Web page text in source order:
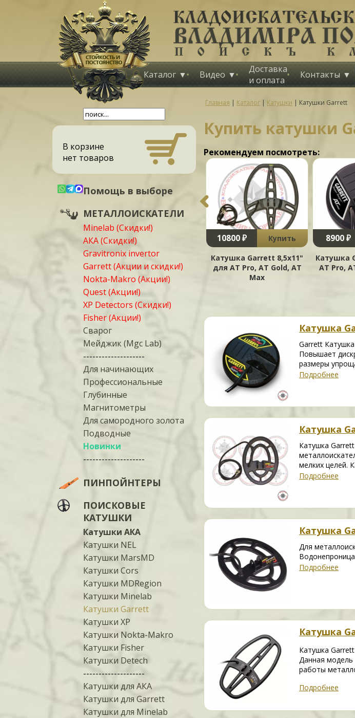
Каталог Видео
Доставка
и оплата
Контакты
В корзине
нет товаров
Помощь в выборе
МЕТАЛЛОИСКАТЕЛИ
Minelab (Скидки!)
АКА (Скидки!)
Gravitronix invertor
Garrett (Акции и скидки!)
Nokta-Makro (Акции!)
Quest (Акции!)
XP Detectors (Скидки!)
Fisher (Акции!)
Сварог
Мейджик (Mgc Lab)
--------------------
Для начинающих
Профессиональные
Глубинные
Магнитометры
Для самородного золота
Подводные
Новинки
--------------------
ПИНПОЙНТЕРЫ
ПОИСКОВЫЕ
КАТУШКИ
Катушки АКА
Катушки NEL
Катушки MarsMD
Катушки Cors
Катушки MDRegion
Катушки Minelab
Катушки Garrett
Катушки XP
Катушки Nokta-Makro
Катушки Fisher
Катушки Detech
--------------------
Катушки для АКА
Катушки для Garrett
Катушки для Minelab
Главная | Каталог | Катушки | Катушки Garrett
Купить катушки
Рекомендуем посмотреть:
Катушка Garrett Viper
10550 ₽
7900 ₽
Катушка Garrett Sniper
4,5" для ACE
10800 ₽
Купить
Катушка Garrett 8,5x11"
для AT Pro, AT Gold, AT
Max
8900 ₽
Катушка
AT Pro,
Катушка
Garrett
Повышает
размеры
Подробнее
Катушка
Катушка
мелких целей.
Подробнее
Катушка
Для
Подробнее
Катушка
Катушка
Данная модель
работы
Подробнее